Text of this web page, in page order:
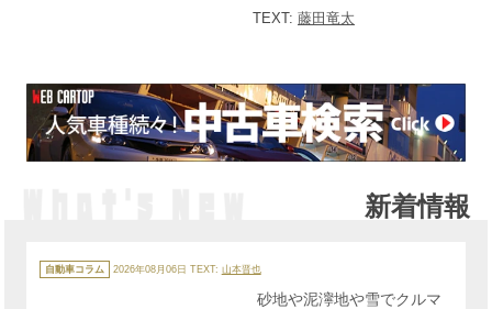
TEXT: 藤田竜太
新着情報
カ
テ
ゴ
自動車コラム 2026年08月06日 TEXT: 山本晋也
砂地や泥濘地や雪でクルマ